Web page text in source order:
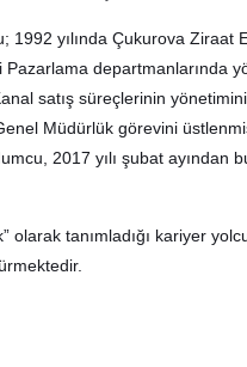
1992 yılında Çukurova
departmanlarında
satış süreçlerinin yönetimini
Müdürlük görevini
2017 yılı şubat ayından
tanımladığı kariyer